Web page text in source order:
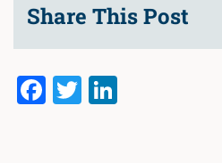
Share This Post
Facebook
Twitter